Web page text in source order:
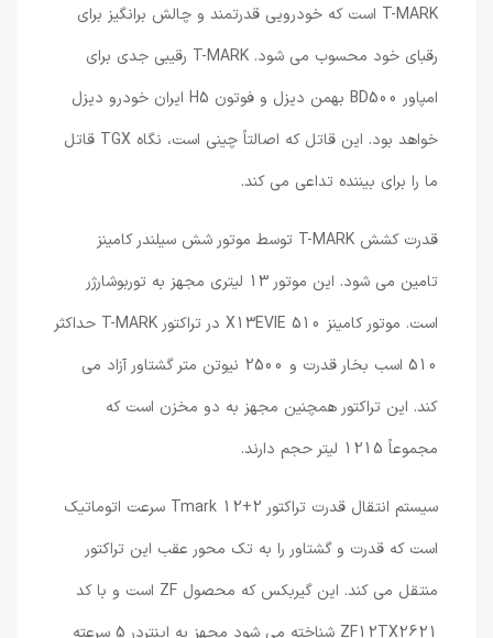
T-MARK است که خودرویی قدرتمند و چالش برانگیز برای
رقبای خود محسوب می شود. T-MARK رقیبی جدی برای
امپاور BD500 بهمن دیزل و فوتون H5 ایران خودرو دیزل
خواهد بود. این قاتل که اصالتاً چینی است، نگاه TGX قاتل
ما را برای بیننده تداعی می کند.
قدرت کشش T-MARK توسط موتور شش سیلندر کامینز
تامین می شود. این موتور 13 لیتری مجهز به توربوشارژر
است. موتور کامینز X13EVIE 510 در تراکتور T-MARK حداکثر
510 اسب بخار قدرت و 2500 نیوتن متر گشتاور آزاد می
کند. این تراکتور همچنین مجهز به دو مخزن است که
مجموعاً 1215 لیتر حجم دارند.
سیستم انتقال قدرت تراکتور Tmark 12+2 سرعت اتوماتیک
است که قدرت و گشتاور را به تک محور عقب این تراکتور
منتقل می کند. این گیربکس که محصول ZF است و با کد
ZF12TX2621 شناخته می شود مجهز به اینتردر 5 سرعته